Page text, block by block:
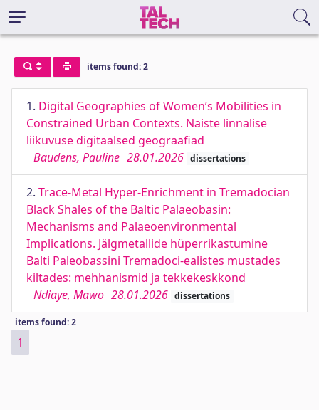
items found: 2
1. Digital Geographies of Women’s Mobilities in
Constrained Urban Contexts. Naiste linnalise
liikuvuse digitaalsed geograafiad
Baudens, Pauline 28.01.2026 dissertations
2. Trace-Metal Hyper-Enrichment in Tremadocian
Black Shales of the Baltic Palaeobasin:
Mechanisms and Palaeoenvironmental
Implications. Jälgmetallide hüperrikastumine
Balti Paleobassini Tremadoci-ealistes mustades
kiltades: mehhanismid ja tekkekeskkond
Ndiaye, Mawo 28.01.2026 dissertations
items found: 2
1